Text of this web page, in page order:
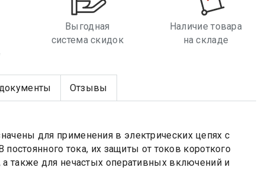
Выгодная
система скидок
Наличие товара
на складе
Отзывы
для применения в электрических цепях с
тока, их защиты от токов короткого
также для нечастых оперативных включений и